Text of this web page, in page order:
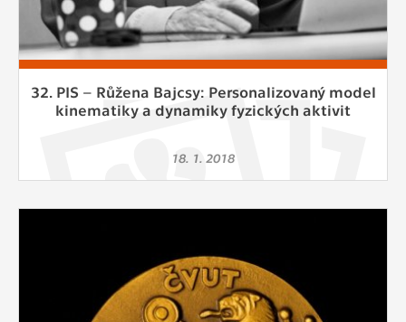
32. PIS – Růžena Bajcsy: Personalizovaný model
kinematiky a dynamiky fyzických aktivit
18. 1. 2018